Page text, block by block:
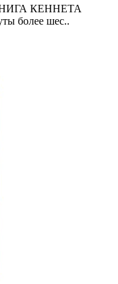
КЕННЕТА
более шес..